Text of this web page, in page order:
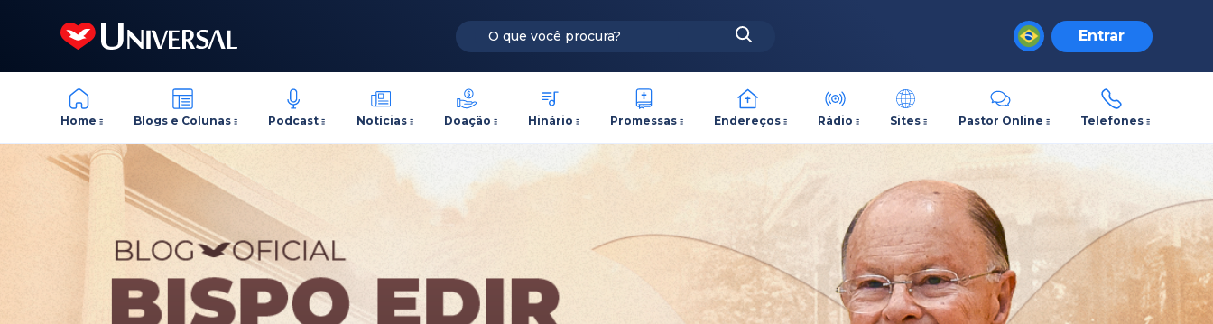
Entrar
Home Blogs e Colunas Podcast Notícias Doação Hinário Promessas Endereços Rádio Sites Pastor Online Telefones